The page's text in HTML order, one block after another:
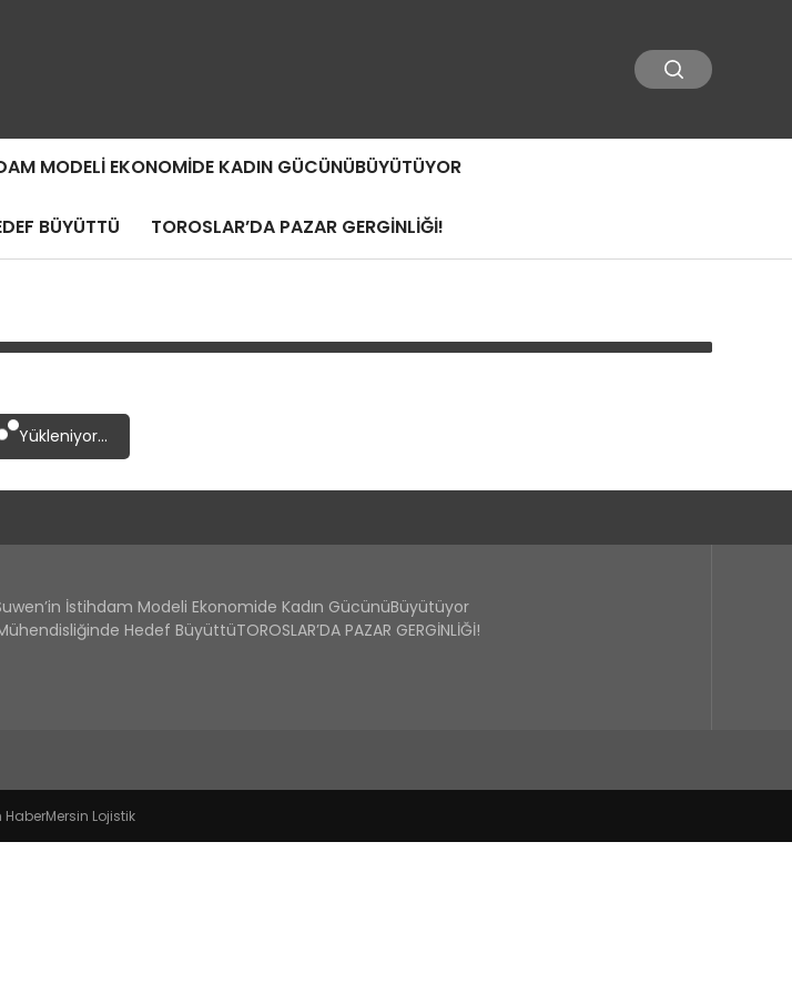
MODELI EKONOMIDE KADIN GÜCÜNÜBÜYÜTÜYOR
BÜYÜTTÜ TOROSLAR’DA PAZAR GERGİNLİĞİ!
Yükleniyor...
İstihdam Modeli Ekonomide Kadın GücünüBüyütüyor
Hedef BüyüttüTOROSLAR’DA PAZAR GERGİNLİĞİ!
HaberMersin Lojistik